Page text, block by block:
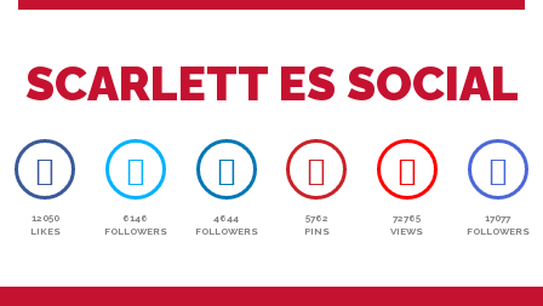
SCARLETT ES SOCIAL
12050
LIKES
6146
FOLLOWERS
4644
FOLLOWERS
5762
PINS
72765
VIEWS
17077
FOLLOWERS